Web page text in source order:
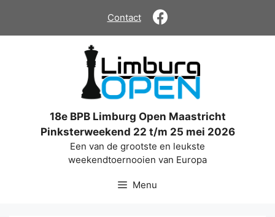
de
Contact
18e BPB Limburg Open Maastricht
Pinksterweekend 22 t/m 25 mei 2026
Een van de grootste en leukste
weekendtoernooien van Europa
Menu